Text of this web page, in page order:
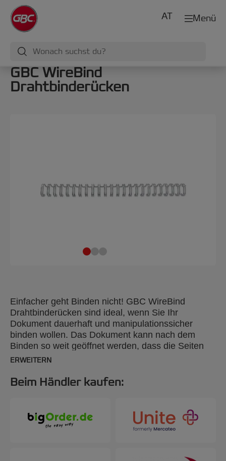
Menü
AT
GBC WireBind
Drahtbinderücken
Einfacher geht Binden nicht! GBC WireBind
Drahtbinderücken sind ideal, wenn Sie Ihr
Dokument dauerhaft und manipulationssicher
binden wollen. Das Dokument kann nach dem
Binden so weit geöffnet werden, dass die Seiten
flach liegen. Sie können sie sogar komplett
kopieren möchten. DIN A5, Nr. 6 mm für bis zu 55
ERWEITERN
Beim Händler kaufen: